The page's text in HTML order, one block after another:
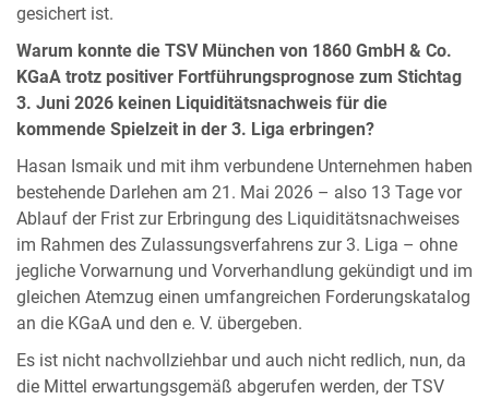
gesichert ist.
Warum konnte die TSV München von 1860 GmbH & Co.
KGaA trotz positiver Fortführungsprognose zum Stichtag
3. Juni 2026 keinen Liquiditätsnachweis für die
kommende Spielzeit in der 3. Liga erbringen?
Hasan Ismaik und mit ihm verbundene Unternehmen haben
bestehende Darlehen am 21. Mai 2026 – also 13 Tage vor
Ablauf der Frist zur Erbringung des Liquiditätsnachweises
im Rahmen des Zulassungsverfahrens zur 3. Liga – ohne
jegliche Vorwarnung und Vorverhandlung gekündigt und im
gleichen Atemzug einen umfangreichen Forderungskatalog
an die KGaA und den e. V. übergeben.
Es ist nicht nachvollziehbar und auch nicht redlich, nun, da
die Mittel erwartungsgemäß abgerufen werden, der TSV